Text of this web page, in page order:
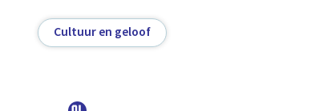
Cultuur en geloof